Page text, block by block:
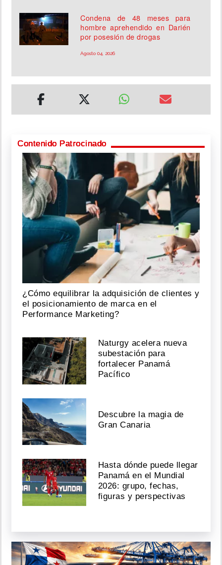
Condena de 48 meses para
hombre aprehendido en Darién
por posesión de drogas
Agosto 04, 2026
Contenido Patrocinado
¿Cómo equilibrar la adquisición de clientes y
el posicionamiento de marca en el
Performance Marketing?
Naturgy acelera nueva
subestación para
fortalecer Panamá
Pacífico
Descubre la magia de
Gran Canaria
Hasta dónde puede llegar
Panamá en el Mundial
2026: grupo, fechas,
figuras y perspectivas